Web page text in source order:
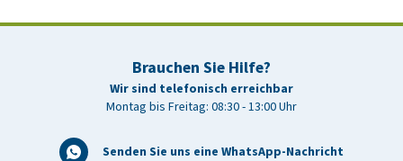
Brauchen Sie Hilfe?
Wir sind telefonisch erreichbar
Montag bis Freitag: 08:30 - 13:00 Uhr
Senden Sie uns eine WhatsApp-Nachricht